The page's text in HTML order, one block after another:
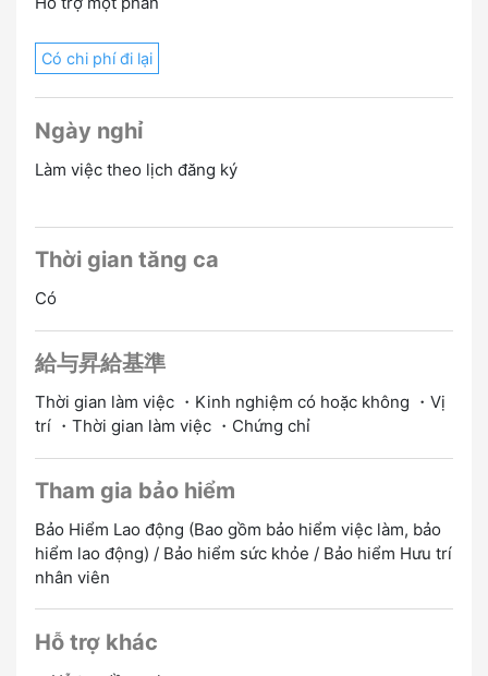
Có chi phí đi lại
Ngày nghỉ
Làm việc theo lịch đăng ký
Thời gian tăng ca
Có
給与昇給基準
Thời gian làm việc ・Kinh nghiệm có hoặc không ・Vị
trí ・Thời gian làm việc ・Chứng chỉ
Tham gia bảo hiểm
Bảo Hiểm Lao động (Bao gồm bảo hiểm việc làm, bảo
hiểm lao động) / Bảo hiểm sức khỏe / Bảo hiểm Hưu trí
nhân viên
Hỗ trợ khác